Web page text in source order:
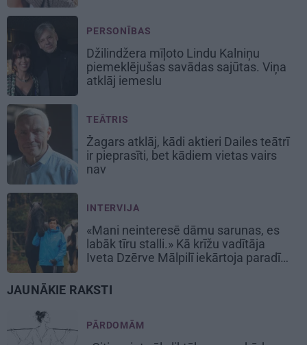
PERSONĪBAS
Džilindžera mīļoto Lindu Kalniņu
piemeklējušas savādas sajūtas. Viņa
atklāj iemeslu
TEĀTRIS
Žagars atklāj, kādi aktieri Dailes teātrī
ir pieprasīti, bet kādiem vietas vairs
nav
INTERVIJA
«Mani neinteresē dāmu sarunas, es
labāk tīru stalli.» Kā krīžu vadītāja
Iveta Dzērve Mālpilī iekārtoja paradīzi
JAUNĀKIE RAKSTI
PĀRDOMĀM